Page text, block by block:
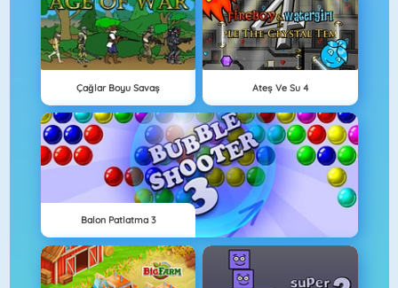
Çağlar Boyu Savaş Ateş Ve Su 4
Balon Patlatma 3